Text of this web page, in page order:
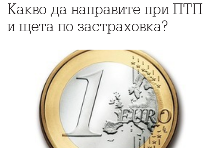
Какво да направите при ПТП
и щета по застраховка?